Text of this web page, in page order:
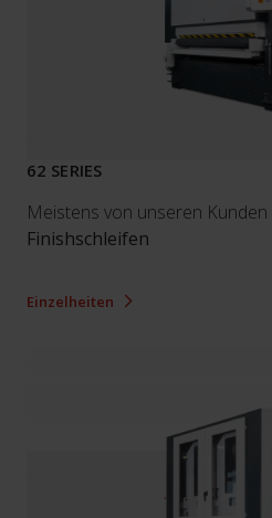
62 SERIES
Meistens von unseren
Finishschleifen
Einzelheiten